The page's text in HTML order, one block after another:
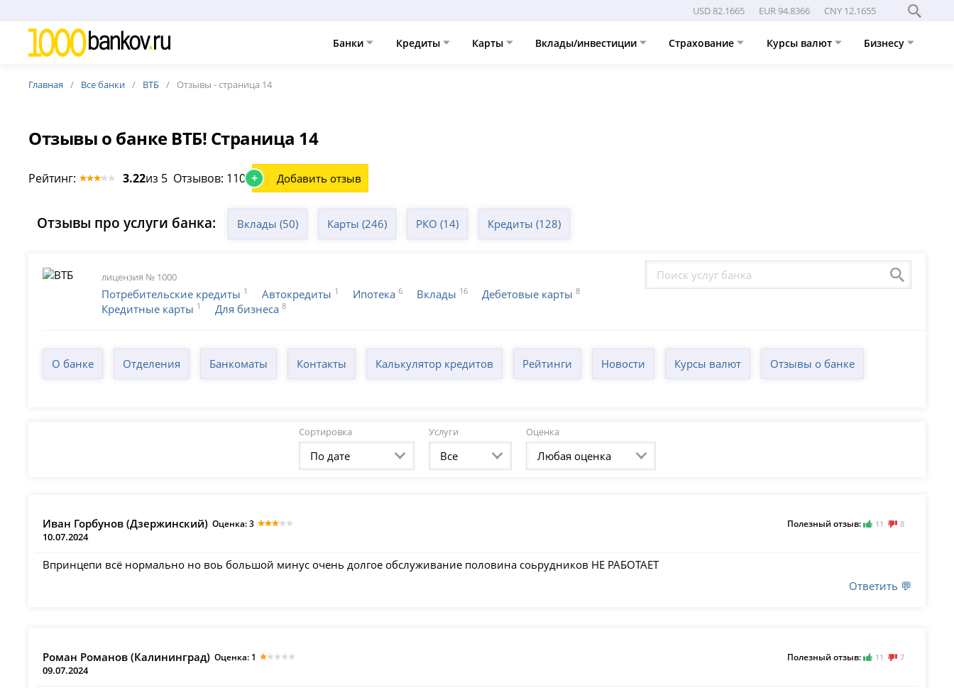
USD 82.1665 EUR 94.8366 CNY 12.1655
Банки Кредиты Карты Вклады/инвестиции Страхование Курсы валют Бизнесу
Главная Все банки ВТБ Отзывы - cтраница 14
Отзывы о банке ВТБ! Страница 14
Рейтинг: 3.22из 5 Отзывов: 1105+ Добавить отзыв
Отзывы про услуги банка: Вклады (50) Карты (246) РКО (14) Кредиты (128)
лицензия № 1000
Потребительские кредиты 1 Автокредиты 1 Ипотека 6 Вклады 16 Дебетовые карты 8
Кредитные карты 1 Для бизнеса 8
О банке Отделения Банкоматы Контакты Калькулятор кредитов Рейтинги Новости Курсы валют Отзывы о банке
Сортировка
По дате
Услуги
Все
Оценка
Любая оценка
Иван Горбунов (Дзержинский)
10.07.2024
Оценка: 3 Полезный отзыв: 11 8
Впринцепи всё нормально но воь большой минус очень долгое обслуживание половина соьрудников НЕ РАБОТАЕТ
Ответить 💬
Роман Романов (Калининград)
09.07.2024
Оценка: 1 Полезный отзыв: 11 7